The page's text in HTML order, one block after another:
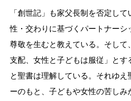
「創世記」も家父長制を否定し
性・交わりに基づくパートナーシ
尊敬を生むと教えている。そして
支配、女性と子どもは服従」とす
と聖書は理解している。それゆ
ーのもと、子どもや女性の苦しみ